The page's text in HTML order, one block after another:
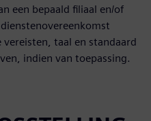
een bepaald filiaal en/of
taal en standaard
indien van toepassing.